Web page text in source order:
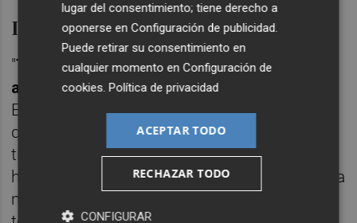
Lo que resta de temporada
"Tenemos la obligación de seguir rindiendo
al máximoy la ilusión de quedar terceros.
Eso es por lo que tenemos que luchar,
quedan dos semanas de trabajo y muy poco
tiempo para redondear la tercera posición",
ha querido aclarar el técnico al respecto de la
manera de encarar la recta final de la
lugar del consentimiento; tiene derecho a
oponerse enConfiguración de publicidad.
Puede retirar su consentimiento en
cualquier momento enConfiguración de
cookies.Política de privacidad
ACEPTAR TODO
RECHAZAR TODO
CONFIGURAR